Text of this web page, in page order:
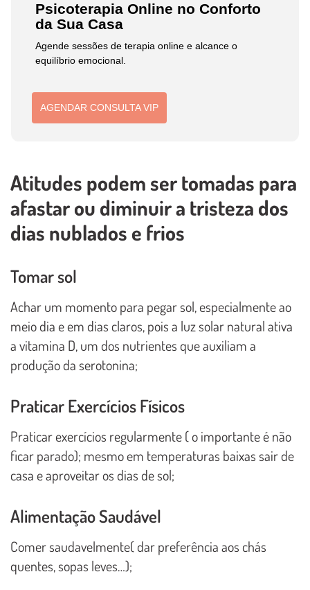
Psicoterapia Online no Conforto
da Sua Casa
Agende sessões de terapia online e alcance o
equilíbrio emocional.
AGENDAR CONSULTA VIP
Atitudes podem ser tomadas para
afastar ou diminuir a tristeza dos
dias nublados e frios
Tomar sol
Achar um momento para pegar sol, especialmente ao
meio dia e em dias claros, pois a luz solar natural ativa
a vitamina D, um dos nutrientes que auxiliam a
produção da serotonina;
Praticar Exercícios Físicos
Praticar exercícios regularmente ( o importante é não
ficar parado); mesmo em temperaturas baixas sair de
casa e aproveitar os dias de sol;
Alimentação Saudável
Comer saudavelmente( dar preferência aos chás
quentes, sopas leves…);